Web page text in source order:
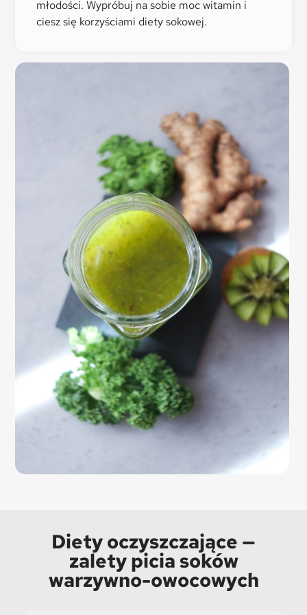
młodości. Wypróbuj na sobie moc witamin i
ciesz się korzyściami diety sokowej.
Diety oczyszczające —
zalety picia soków
warzywno-owocowych